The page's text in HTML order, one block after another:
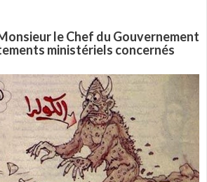
le Chef du Gouvernement
ministériels concernés